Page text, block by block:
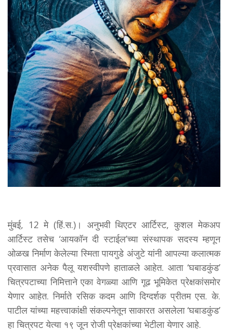
मुंबई, 12 मे (हिं.स.)। अनुभवी थिएटर आर्टिस्ट, कुशल मेकअप
आर्टिस्ट तसेच ‘आयकॉन दी स्टाईल’च्या संस्थापक सदस्य म्हणून
ओळख निर्माण केलेल्या स्मिता पायगुडे अंजुटे यांनी आपल्या कलात्मक
प्रवासात अनेक पैलू यशस्वीपणे हाताळले आहेत. आता ‘घबाडकुंड’
चित्रपटाच्या निमित्ताने एका वेगळ्या आणि गूढ भूमिकेत प्रेक्षकांसमोर
येणार आहेत. निर्माते रसिक कदम आणि दिग्दर्शक प्रीतम एस. के.
पाटील यांच्या महत्त्वाकांक्षी संकल्पनेतून साकारत असलेला ‘घबाडकुंड’
हा चित्रपट येत्या १९ जून रोजी प्रेक्षकांच्या भेटीला येणार आहे.